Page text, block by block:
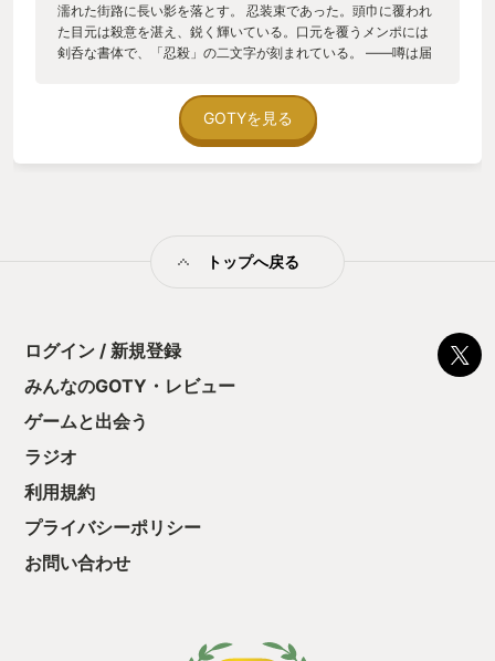
濡れた街路に長い影を落とす。 忍装束であった。頭巾に覆われ
た目元は殺意を湛え、鋭く輝いている。口元を覆うメンポには
剣呑な書体で、「忍殺」の二文字が刻まれている。 ――噂は届
であるテレスコは、総身の毛が逆立つのを感じた。 逃げる。不
可能だ。戦う。ありえない。ブザマに命を乞う。どれほどの効
果があるものか。 影が動く。緩慢に、しかし無駄の無い動作
為かは、もはや分からない。震えている事だけが確かだ。 「…
GOTYを見る
トップへ戻る
ログイン / 新規登録
みんなのGOTY・レビュー
ゲームと出会う
ラジオ
利用規約
プライバシーポリシー
お問い合わせ